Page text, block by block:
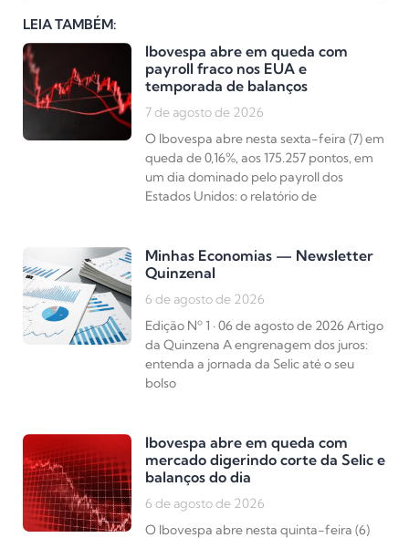
LEIA TAMBÉM:
Ibovespa abre em queda com
payroll fraco nos EUA e
temporada de balanços
7 de agosto de 2026
O Ibovespa abre nesta sexta-feira (7) em
queda de 0,16%, aos 175.257 pontos, em
um dia dominado pelo payroll dos
Estados Unidos: o relatório de
Minhas Economias — Newsletter
Quinzenal
6 de agosto de 2026
Edição Nº 1 · 06 de agosto de 2026 Artigo
da Quinzena A engrenagem dos juros:
entenda a jornada da Selic até o seu
bolso
Ibovespa abre em queda com
mercado digerindo corte da Selic e
balanços do dia
6 de agosto de 2026
O Ibovespa abre nesta quinta-feira (6)